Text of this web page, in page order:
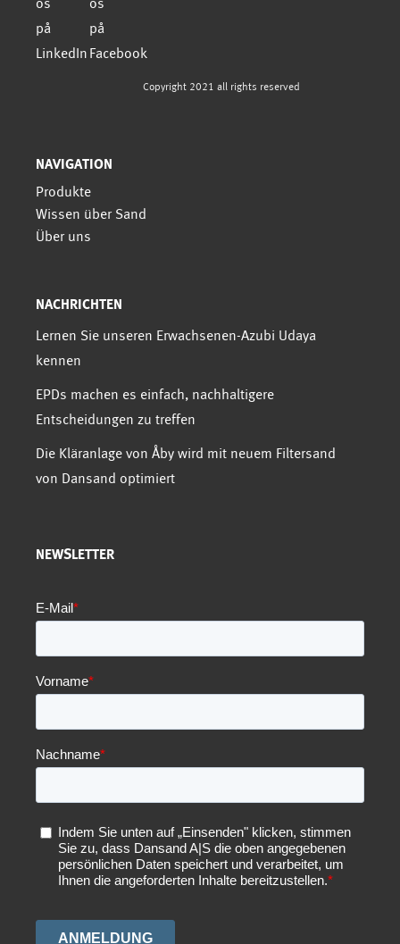
Copyright 2021 all rights reserved
NAVIGATION
Produkte
Wissen über Sand
Über uns
NACHRICHTEN
Lernen Sie unseren Erwachsenen-Azubi Udaya
kennen
EPDs machen es einfach, nachhaltigere
Entscheidungen zu treffen
Die Kläranlage von Åby wird mit neuem Filtersand
von Dansand optimiert
NEWSLETTER